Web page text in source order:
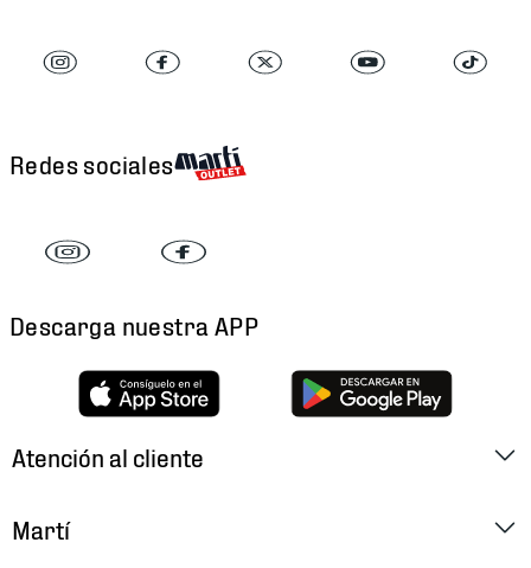
Redes sociales
Descarga nuestra APP
Atención al cliente
Martí